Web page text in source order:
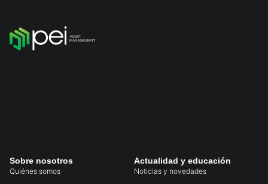
Sobre nosotros
Quiénes somos
Actualidad y educación
Noticias y novedades